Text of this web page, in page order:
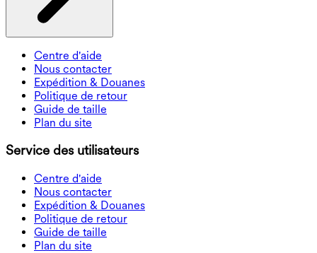
Centre d'aide
Nous contacter
Expédition & Douanes
Politique de retour
Guide de taille
Plan du site
Service des utilisateurs
Centre d'aide
Nous contacter
Expédition & Douanes
Politique de retour
Guide de taille
Plan du site